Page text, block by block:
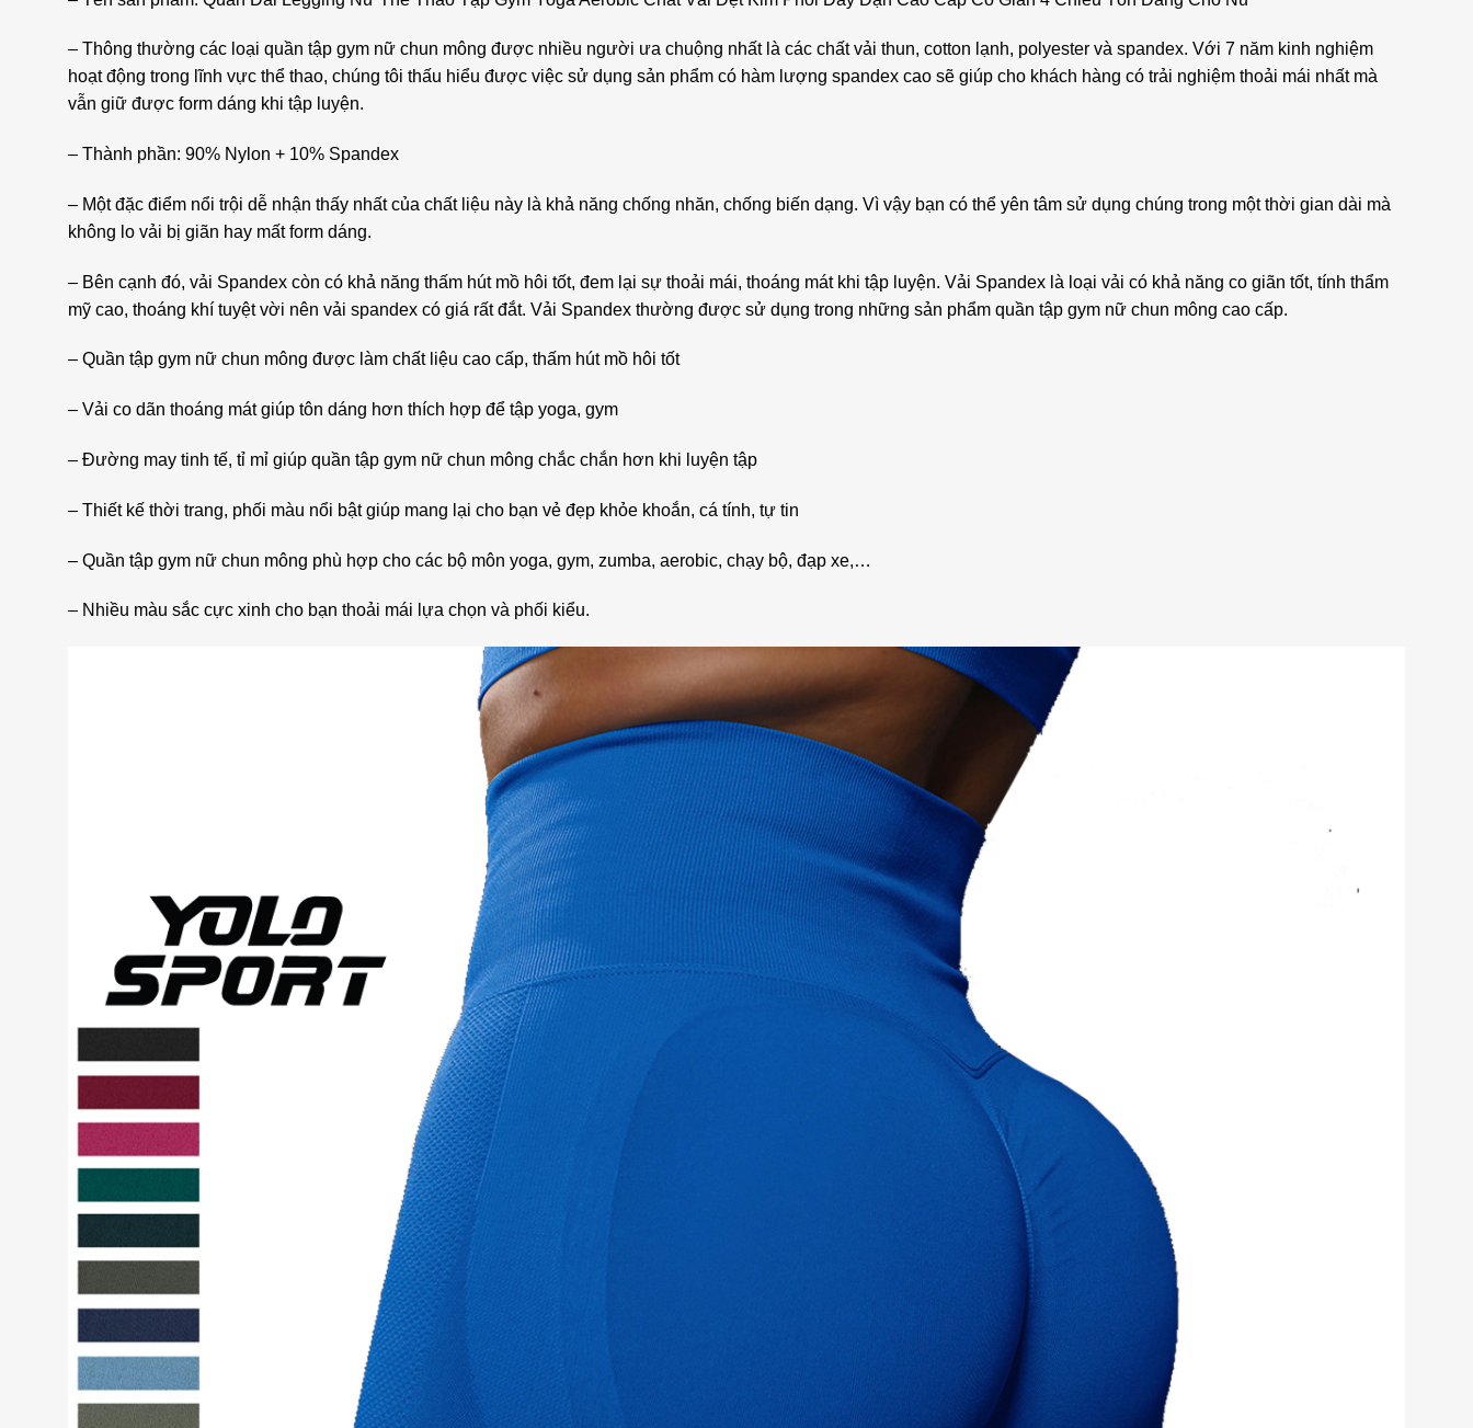
– Thông thường các loại quần tập gym nữ chun mông được nhiều người ưa chuộng nhất là các chất vải thun, cotton lạnh, polyester và spandex. Với 7 năm kinh nghiệm
hoạt động trong lĩnh vực thể thao, chúng tôi thấu hiểu được việc sử dụng sản phẩm có hàm lượng spandex cao sẽ giúp cho khách hàng có trải nghiệm thoải mái nhất mà
vẫn giữ được form dáng khi tập luyện.
– Thành phần: 90% Nylon + 10% Spandex
– Một đặc điểm nổi trội dễ nhận thấy nhất của chất liệu này là khả năng chống nhăn, chống biến dạng. Vì vậy bạn có thể yên tâm sử dụng chúng trong một thời gian dài mà
không lo vải bị giãn hay mất form dáng.
– Bên cạnh đó, vải Spandex còn có khả năng thấm hút mồ hôi tốt, đem lại sự thoải mái, thoáng mát khi tập luyện. Vải Spandex là loại vải có khả năng co giãn tốt, tính thẩm
mỹ cao, thoáng khí tuyệt vời nên vải spandex có giá rất đắt. Vải Spandex thường được sử dụng trong những sản phẩm quần tập gym nữ chun mông cao cấp.
– Quần tập gym nữ chun mông được làm chất liệu cao cấp, thấm hút mồ hôi tốt
– Vải co dãn thoáng mát giúp tôn dáng hơn thích hợp để tập yoga, gym
– Đường may tinh tế, tỉ mỉ giúp quần tập gym nữ chun mông chắc chắn hơn khi luyện tập
– Thiết kế thời trang, phối màu nổi bật giúp mang lại cho bạn vẻ đẹp khỏe khoắn, cá tính, tự tin
– Quần tập gym nữ chun mông phù hợp cho các bộ môn yoga, gym, zumba, aerobic, chạy bộ, đạp xe,…
– Nhiều màu sắc cực xinh cho bạn thoải mái lựa chọn và phối kiểu.